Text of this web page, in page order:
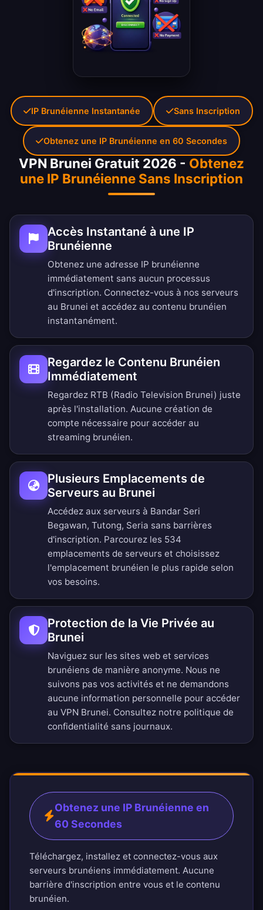
VPN Brunei Gratuit 2026 - Obtenez
une IP Brunéienne Sans Inscription
Accès Instantané à une IP
Brunéienne
Obtenez une adresse IP brunéienne
immédiatement sans aucun processus
d'inscription. Connectez-vous à nos serveurs
au Brunei et accédez au contenu brunéien
instantanément.
Regardez le Contenu Brunéien
Immédiatement
Regardez RTB (Radio Television Brunei) juste
après l'installation. Aucune création de
compte nécessaire pour accéder au
streaming brunéien.
Plusieurs Emplacements de
Serveurs au Brunei
Accédez aux serveurs à Bandar Seri
Begawan, Tutong, Seria sans barrières
d'inscription. Parcourez les 534
emplacements de serveurs et choisissez
l'emplacement brunéien le plus rapide selon
vos besoins.
Protection de la Vie Privée au
Brunei
Naviguez sur les sites web et services
brunéiens de manière anonyme. Nous ne
suivons pas vos activités et ne demandons
aucune information personnelle pour accéder
au VPN Brunei. Consultez notre politique de
confidentialité sans journaux.
Obtenez une IP Brunéienne en
60 Secondes
Téléchargez, installez et connectez-vous aux
serveurs brunéiens immédiatement. Aucune
barrière d'inscription entre vous et le contenu
brunéien.
IP Brunéienne Instantanée Sans Inscription
Obtenez une IP Brunéienne en 60 Secondes